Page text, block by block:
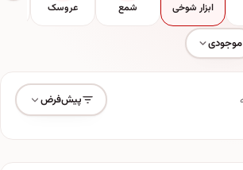
ابزار شوخی شمع عروسک
موجودی
پیش‌فرض